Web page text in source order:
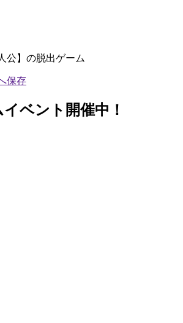
公】の脱出ゲーム
ベント開催中！